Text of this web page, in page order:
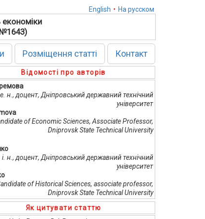
English • На русском
економіки
№1643)
Розміщення статті Контакт
Відомості про авторів
н., доцент, Дніпровський державний технічний
університет
of Economic Sciences, Associate Professor,
Dniprovsk State Technical University
і. н., доцент, Дніпровський державний технічний
університет
of Historical Sciences, associate professor,
Dniprovsk State Technical University
Як цитувати статтю